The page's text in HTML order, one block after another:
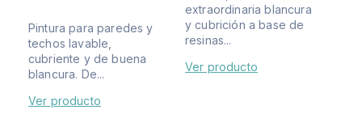
Pintura para paredes y
techos lavable,
cubriente y de buena
blancura. De...
Ver producto
extraordinaria blancura
y cubrición a base de
resinas...
Ver producto